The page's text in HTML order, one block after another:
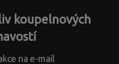
koupelnových
na e-mail